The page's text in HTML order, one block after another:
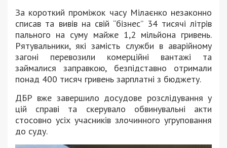
За короткий проміжок часу Мілаєнко незаконно
списав та вивів на свій “бізнес” 34 тисячі літрів
пального на суму майже 1,2 мільйона гривень.
Рятувальники, які замість служби в аварійному
загоні перевозили комерційні вантажі та
займалися заправкою, безпідставно отримали
понад 400 тисяч гривень зарплатні з бюджету.
ДБР вже завершило досудове розслідування у
цій справі та скерувало обвинувальні акти
стосовно усіх учасників злочинного угруповання
до суду.